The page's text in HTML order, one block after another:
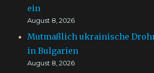
ein
August 8, 2026
Mutmaßlich ukrainische
in Bulgarien
August 8, 2026